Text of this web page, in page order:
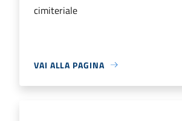
cimiteriale
VAI ALLA PAGINA